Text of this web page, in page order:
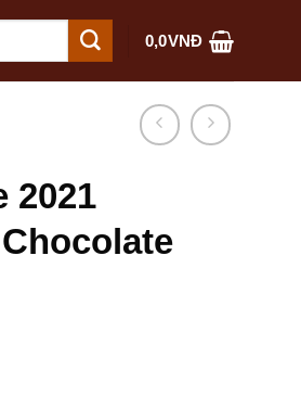
0,0VNĐ
2021